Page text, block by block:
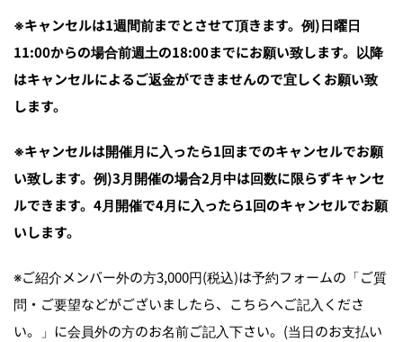
※キャンセルは1週間前までとさせて頂きます。例)日曜日
11:00からの場合前週土の18:00までにお願い致します。以降
はキャンセルによるご返金ができませんので宜しくお願い致
します。
※キャンセルは開催月に入ったら1回までのキャンセルでお願
い致します。例)3月開催の場合2月中は回数に限らずキャンセ
ルできます。4月開催で4月に入ったら1回のキャンセルでお願
いします。
※ご紹介メンバー外の方3,000円(税込)は予約フォームの「ご質
問・ご要望などがございましたら、こちらへご記入くださ
い。」に会員外の方のお名前ご記入下さい。(当日のお支払い